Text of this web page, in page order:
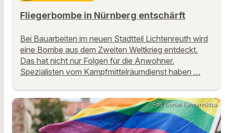
Fliegerbombe in Nürnberg entschärft
Bei Bauarbeiten im neuen Stadtteil Lichtenreuth wird
eine Bombe aus dem Zweiten Weltkrieg entdeckt.
Das hat nicht nur Folgen für die Anwohner.
Spezialisten vom Kampfmittelräumdienst haben …
Foto: Daniel Karmann/dpa